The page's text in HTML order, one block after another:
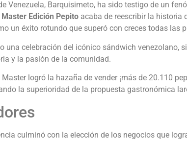
Venezuela, Barquisimeto, ha sido testigo de un
Edición Pepito acaba de reescribir la historia
un éxito rotundo que superó con creces todas las
una celebración del icónico sándwich venezolano,
y la pasión de la comunidad.
Master logró la hazaña de vender ¡más de 20.110
la superioridad de la propuesta gastronómica
culminó con la elección de los negocios que